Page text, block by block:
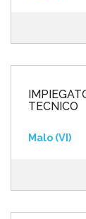
TECNICO
Malo (VI)